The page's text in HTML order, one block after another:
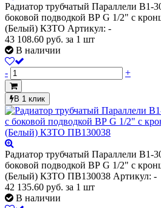
Радиатор трубчатый Параллели В1-
боковой подводкой ВР G 1/2" с
(Белый) КЗТО Артикул: -
43 108.60 руб. за 1 шт
В наличии
- +
В 1 клик
Радиатор трубчатый Параллели В1-
боковой подводкой ВР G 1/2" с
(Белый) КЗТО ПВ130038 Артикул: -
42 135.60 руб. за 1 шт
В наличии